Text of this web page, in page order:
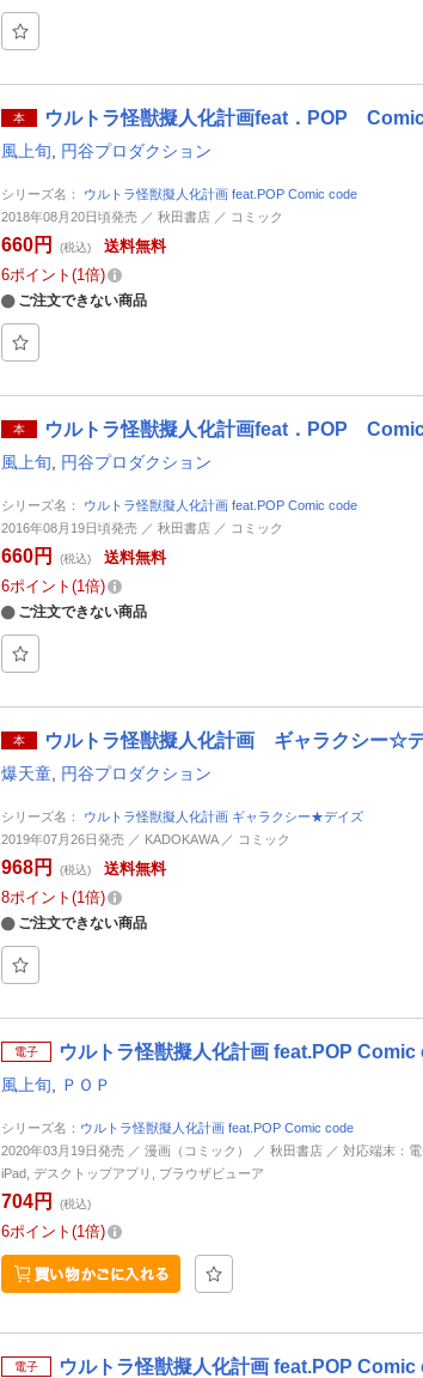
本 ウルトラ怪獣擬人化計画feat．POP
風上旬 円谷プロダクション
シリーズ名： ウルトラ怪獣擬人化計画 feat.POP Comic code
2018年08月20日頃発売 ／ 秋田書店 ／ コミック
660円 (税込)
送料無料
6ポイント 1倍
ご注文できない商品
本 ウルトラ怪獣擬人化計画feat．POP
風上旬 円谷プロダクション
シリーズ名： ウルトラ怪獣擬人化計画 feat.POP Comic code
2016年08月19日頃発売 ／ 秋田書店 ／ コミック
660円 (税込)
送料無料
6ポイント 1倍
ご注文できない商品
本 ウルトラ怪獣擬人化計画 ギャラクシー☆デ
爆天童 円谷プロダクション
シリーズ名： ウルトラ怪獣擬人化計画 ギャラクシー★デイズ
2019年07月26日発売 ／ KADOKAWA ／ コミック
968円 (税込)
送料無料
8ポイント 1倍
ご注文できない商品
電子 ウルトラ怪獣擬人化計画 feat.POP
風上旬 ＰＯＰ
シリーズ名： ウルトラ怪獣擬人化計画 feat.POP Comic code
2020年03月19日発売 ／ 漫画（コミック） ／ 秋田書店 ／ 対応端末：
iPad, デスクトップアプリ, ブラウザビューア
704円 (税込)
6ポイント 1倍
電子 ウルトラ怪獣擬人化計画 feat.POP